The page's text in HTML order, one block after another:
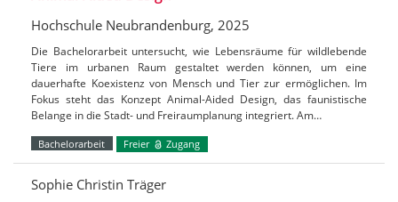
Hochschule Neubrandenburg, 2025
Die Bachelorarbeit untersucht, wie Lebensräume für wildlebende
Tiere im urbanen Raum gestaltet werden können, um eine
dauerhafte Koexistenz von Mensch und Tier zur ermöglichen. Im
Fokus steht das Konzept Animal-Aided Design, das faunistische
Belange in die Stadt- und Freiraumplanung integriert. Am…
Bachelorarbeit Freier Zugang
Sophie Christin Träger